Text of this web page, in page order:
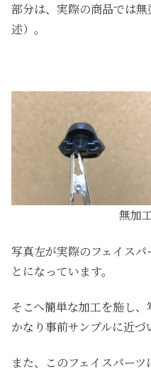
部分は、実際の商品では
述）。
無加
写真左が実際のフェイス
とになっています。
そこへ簡単な加工を施し、
かなり事前サンプルに近
また、このフェイスパー